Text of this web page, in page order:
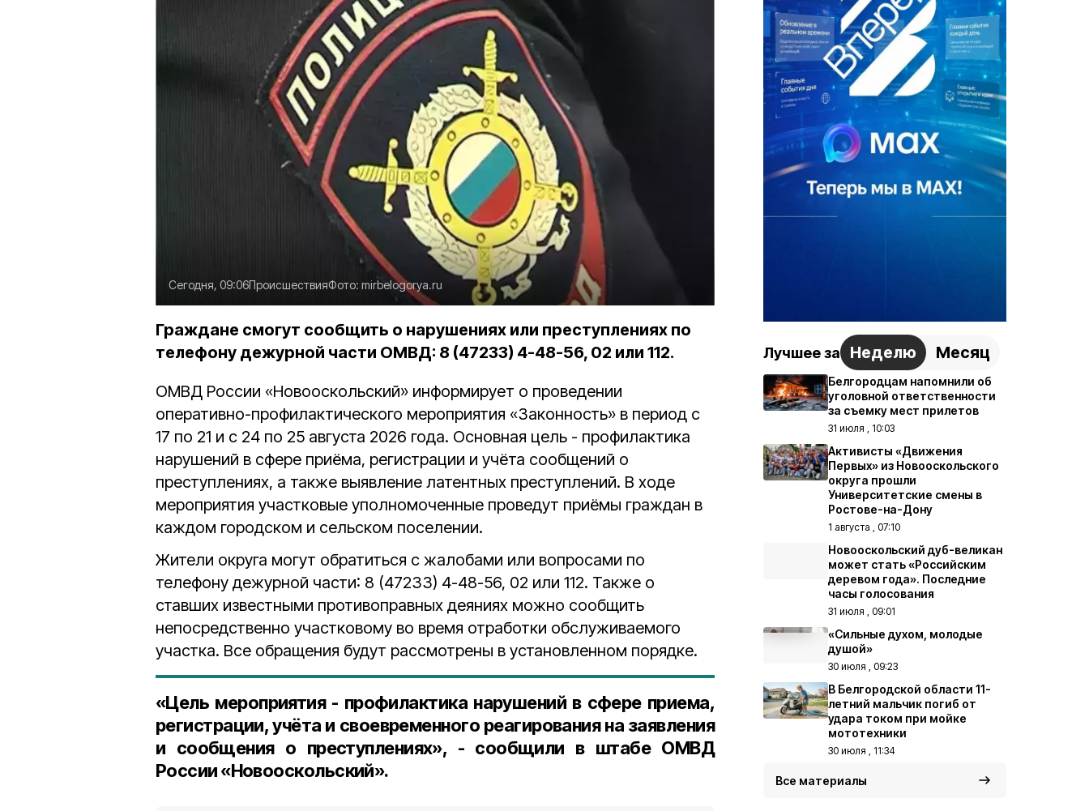
Сегодня, 09:06ПроисшествияФото: mirbelogorya.ru
Граждане смогут сообщить о нарушениях или преступлениях по
телефону дежурной части ОМВД: 8 (47233) 4-48-56, 02 или 112.
ОМВД России «Новооскольский» информирует о проведении
оперативно-профилактического мероприятия «Законность» в период с
17 по 21 и с 24 по 25 августа 2026 года. Основная цель - профилактика
нарушений в сфере приёма, регистрации и учёта сообщений о
преступлениях, а также выявление латентных преступлений. В ходе
мероприятия участковые уполномоченные проведут приёмы граждан в
каждом городском и сельском поселении.
Жители округа могут обратиться с жалобами или вопросами по
телефону дежурной части: 8 (47233) 4-48-56, 02 или 112. Также о
ставших известными противоправных деяниях можно сообщить
непосредственно участковому во время отработки обслуживаемого
участка. Все обращения будут рассмотрены в установленном порядке.
«Цель мероприятия - профилактика нарушений в сфере приема,
регистрации, учёта и своевременного реагирования на заявления
и сообщения о преступлениях», - сообщили в штабе ОМВД
России «Новооскольский».
Лучшее за Неделю Месяц
Белгородцам напомнили об
уголовной ответственности
за съемку мест прилетов
31 июля , 10:03
Активисты «Движения
Первых» из Новооскольского
округа прошли
Университетские смены в
Ростове-на-Дону
1 августа , 07:10
Новооскольский дуб-великан
может стать «Российским
деревом года». Последние
часы голосования
31 июля , 09:01
«Сильные духом, молодые
душой»
30 июля , 09:23
В Белгородской области 11-
летний мальчик погиб от
удара током при мойке
мототехники
30 июля , 11:34
Все материалы